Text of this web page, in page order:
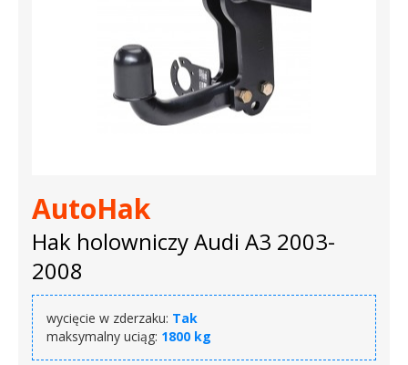
AutoHak
Hak holowniczy Audi A3 2003-
2008
wycięcie w zderzaku: Tak
maksymalny uciąg: 1800 kg